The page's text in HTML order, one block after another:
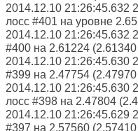
2014.12.10 21:26:45.632
лосс #401 на уровне
2014.12.10 21:26:45.632
#400 на 2.61224
2014.12.10 21:26:45.630
#399 на 2.47754
2014.12.10 21:26:45.630
лосс #398 на 2.47804
2014.12.10 21:26:45.629
#397 на 2.57560